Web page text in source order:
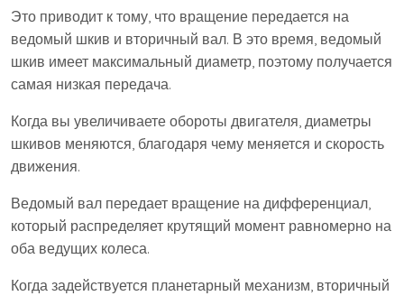
Это приводит к тому, что вращение передается на
ведомый шкив и вторичный вал. В это время, ведомый
шкив имеет максимальный диаметр, поэтому получается
самая низкая передача.
Когда вы увеличиваете обороты двигателя, диаметры
шкивов меняются, благодаря чему меняется и скорость
движения.
Ведомый вал передает вращение на дифференциал,
который распределяет крутящий момент равномерно на
оба ведущих колеса.
Когда задействуется планетарный механизм, вторичный